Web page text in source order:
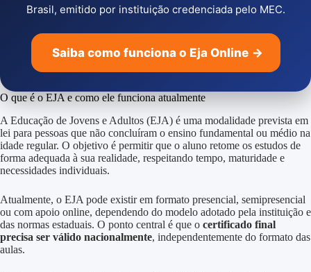
Brasil, emitido por instituição credenciada pelo MEC.
Saiba como funciona o Eja Online →
O que é o EJA e como ele funciona atualmente
A Educação de Jovens e Adultos (EJA) é uma modalidade prevista em
lei para pessoas que não concluíram o ensino fundamental ou médio na
idade regular. O objetivo é permitir que o aluno retome os estudos de
forma adequada à sua realidade, respeitando tempo, maturidade e
necessidades individuais.
Atualmente, o EJA pode existir em formato presencial, semipresencial
ou com apoio online, dependendo do modelo adotado pela instituição e
das normas estaduais. O ponto central é que o certificado final
precisa ser válido nacionalmente, independentemente do formato das
aulas.